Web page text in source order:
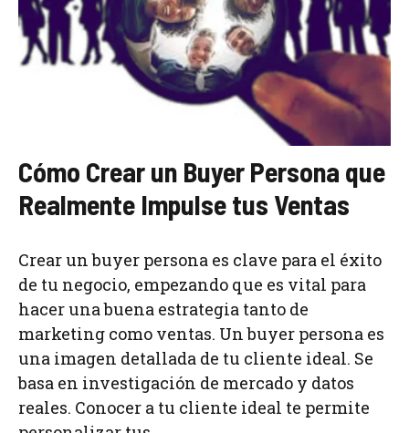
Cómo Crear un Buyer Persona que
Realmente Impulse tus Ventas
Crear un buyer persona es clave para el éxito
de tu negocio, empezando que es vital para
hacer una buena estrategia tanto de
marketing como ventas. Un buyer persona es
una imagen detallada de tu cliente ideal. Se
basa en investigación de mercado y datos
reales. Conocer a tu cliente ideal te permite